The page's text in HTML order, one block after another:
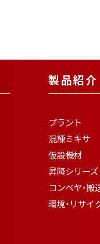
製品紹介
プラント
混練ミキサ
仮設機材
昇降シリーズ
コンベヤ・搬
環境・リサイ